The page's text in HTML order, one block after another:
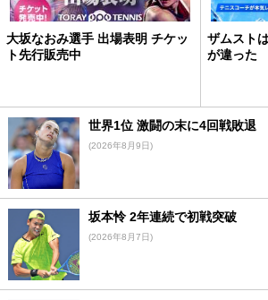
大坂なおみ選手 出場表明 チケッ
ト先行販売中
ザムスト
が違った
世界1位 激闘の末に4回戦敗退
(2026年8月9日)
坂本怜 2年連続で初戦突破
(2026年8月7日)